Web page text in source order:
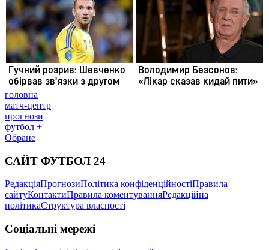
головна
матч-центр
прогнози
футбол +
Обране
САЙТ ФУТБОЛ 24
РедакціяПрогнозиПолітика конфіденційностіПравила
сайтуКонтактиПравила коментуванняРедакційна
політикаСтруктура власності
Соціальні мережі